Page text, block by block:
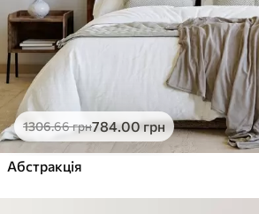
1306.66грн784.00грн
Абстракція